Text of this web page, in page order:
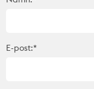
E-post:*